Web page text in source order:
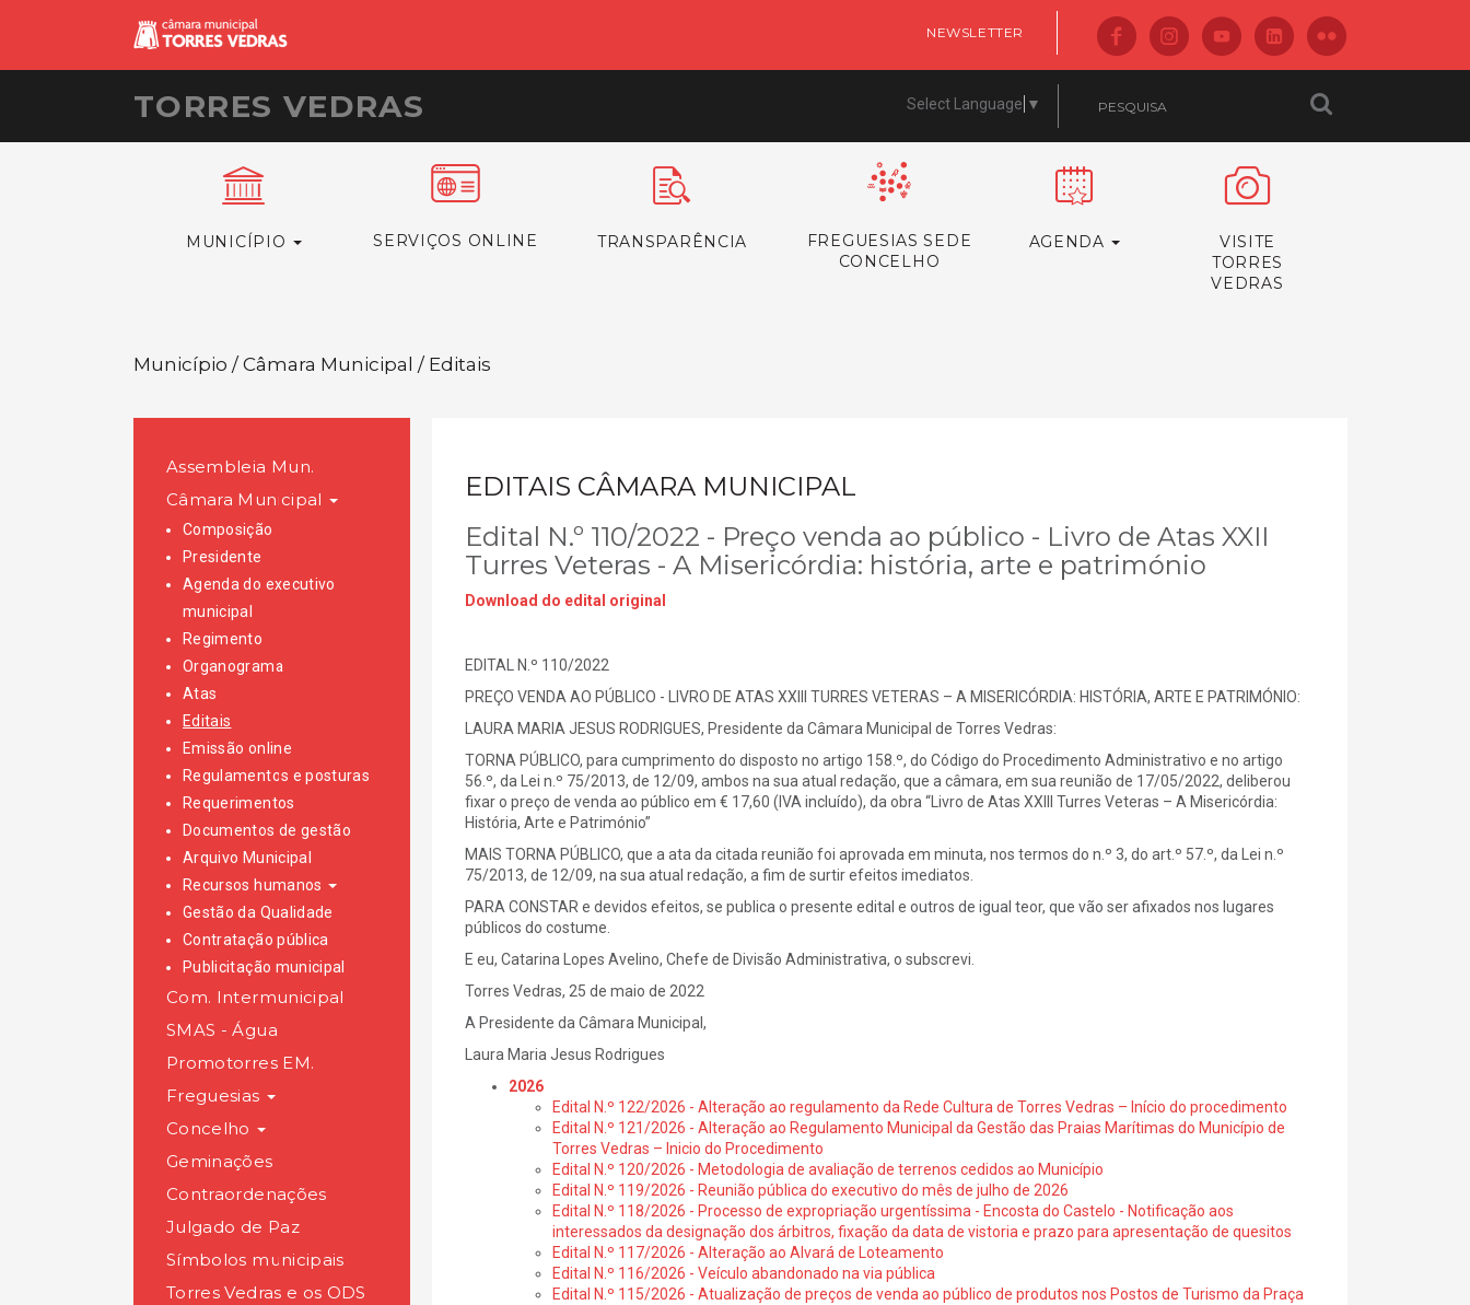
NEWSLETTER
TORRES VEDRAS Select Language ▼
MUNICÍPIO SERVIÇOS ONLINE TRANSPARÊNCIA
FREGUESIAS SEDE
CONCELHO
AGENDA
VISITE
TORRES
VEDRAS
Município / Câmara Municipal / Editais
Assembleia Mun.
Câmara Municipal
Composição
Presidente
Agenda do executivo
municipal
Regimento
Organograma
Atas
Editais
Emissão online
Regulamentos e posturas
Requerimentos
Documentos de gestão
Arquivo Municipal
Recursos humanos
Gestão da Qualidade
Contratação pública
Publicitação municipal
Com. Intermunicipal
SMAS - Água
Promotorres EM.
Freguesias
Concelho
Geminações
Contraordenações
Julgado de Paz
Símbolos municipais
Torres Vedras e os ODS
EDITAIS CÂMARA MUNICIPAL
Edital N.º 110/2022 - Preço venda ao público - Livro de Atas XXII
Turres Veteras - A Misericórdia: história, arte e património
Download do edital original
EDITAL N.º 110/2022
PREÇO VENDA AO PÚBLICO - LIVRO DE ATAS XXIII TURRES VETERAS – A MISERICÓRDIA: HISTÓRIA, ARTE E PATRIMÓNIO:
LAURA MARIA JESUS RODRIGUES, Presidente da Câmara Municipal de Torres Vedras:
TORNA PÚBLICO, para cumprimento do disposto no artigo 158.º, do Código do Procedimento Administrativo e no artigo
56.º, da Lei n.º 75/2013, de 12/09, ambos na sua atual redação, que a câmara, em sua reunião de 17/05/2022, deliberou
fixar o preço de venda ao público em € 17,60 (IVA incluído), da obra “Livro de Atas XXIII Turres Veteras – A Misericórdia:
História, Arte e Património”
MAIS TORNA PÚBLICO, que a ata da citada reunião foi aprovada em minuta, nos termos do n.º 3, do art.º 57.º, da Lei n.º
75/2013, de 12/09, na sua atual redação, a fim de surtir efeitos imediatos.
PARA CONSTAR e devidos efeitos, se publica o presente edital e outros de igual teor, que vão ser afixados nos lugares
públicos do costume.
E eu, Catarina Lopes Avelino, Chefe de Divisão Administrativa, o subscrevi.
Torres Vedras, 25 de maio de 2022
A Presidente da Câmara Municipal,
Laura Maria Jesus Rodrigues
2026
Edital N.º 122/2026 - Alteração ao regulamento da Rede Cultura de Torres Vedras – Início do procedimento
Edital N.º 121/2026 - Alteração ao Regulamento Municipal da Gestão das Praias Marítimas do Município de
Torres Vedras – Inicio do Procedimento
Edital N.º 120/2026 - Metodologia de avaliação de terrenos cedidos ao Município
Edital N.º 119/2026 - Reunião pública do executivo do mês de julho de 2026
Edital N.º 118/2026 - Processo de expropriação urgentíssima - Encosta do Castelo - Notificação aos
interessados da designação dos árbitros, fixação da data de vistoria e prazo para apresentação de quesitos
Edital N.º 117/2026 - Alteração ao Alvará de Loteamento
Edital N.º 116/2026 - Veículo abandonado na via pública
Edital N.º 115/2026 - Atualização de preços de venda ao público de produtos nos Postos de Turismo da Praça